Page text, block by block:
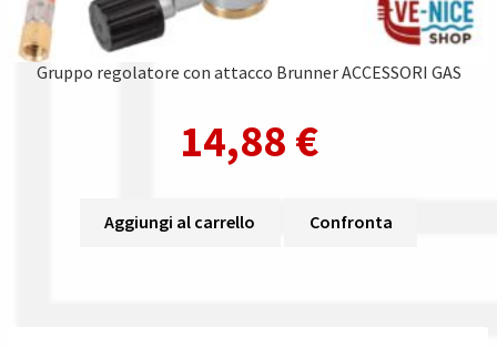
Gruppo regolatore con attacco Brunner ACCESSORI GAS
14,88 €
Aggiungi al carrello Confronta